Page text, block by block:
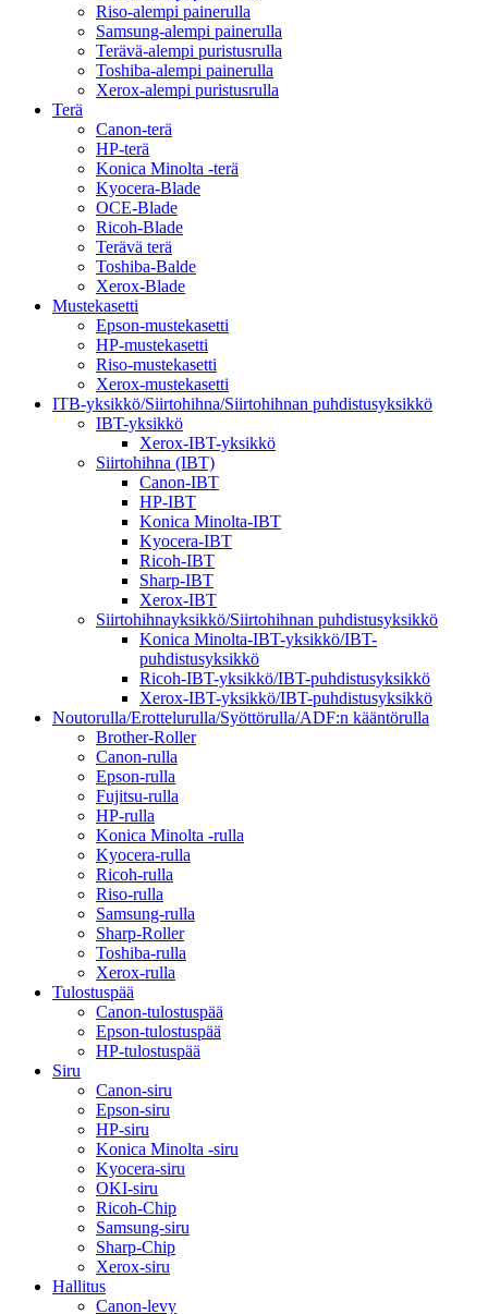
Riso-alempi painerulla
Samsung-alempi painerulla
Terävä-alempi puristusrulla
Toshiba-alempi painerulla
Xerox-alempi puristusrulla
Terä
Canon-terä
HP-terä
Konica Minolta -terä
Kyocera-Blade
OCE-Blade
Ricoh-Blade
Terävä terä
Toshiba-Balde
Xerox-Blade
Mustekasetti
Epson-mustekasetti
HP-mustekasetti
Riso-mustekasetti
Xerox-mustekasetti
ITB-yksikkö/Siirtohihna/Siirtohihnan puhdistusyksikkö
IBT-yksikkö
Xerox-IBT-yksikkö
Siirtohihna (IBT)
Canon-IBT
HP-IBT
Konica Minolta-IBT
Kyocera-IBT
Ricoh-IBT
Sharp-IBT
Xerox-IBT
Siirtohihnayksikkö/Siirtohihnan puhdistusyksikkö
Konica Minolta-IBT-yksikkö/IBT-
puhdistusyksikkö
Ricoh-IBT-yksikkö/IBT-puhdistusyksikkö
Xerox-IBT-yksikkö/IBT-puhdistusyksikkö
Noutorulla/Erottelurulla/Syöttörulla/ADF:n kääntörulla
Brother-Roller
Canon-rulla
Epson-rulla
Fujitsu-rulla
HP-rulla
Konica Minolta -rulla
Kyocera-rulla
Ricoh-rulla
Riso-rulla
Samsung-rulla
Sharp-Roller
Toshiba-rulla
Xerox-rulla
Tulostuspää
Canon-tulostuspää
Epson-tulostuspää
HP-tulostuspää
Siru
Canon-siru
Epson-siru
HP-siru
Konica Minolta -siru
Kyocera-siru
OKI-siru
Ricoh-Chip
Samsung-siru
Sharp-Chip
Xerox-siru
Hallitus
Canon-levy